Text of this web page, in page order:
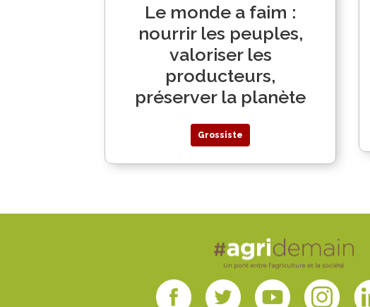
Le monde a faim :
nourrir les peuples,
valoriser les
producteurs,
préserver la planète
Grossiste